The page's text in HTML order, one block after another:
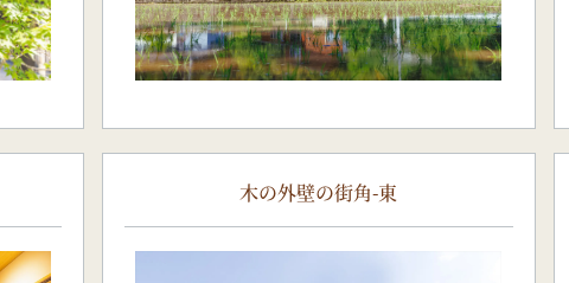
木の外壁の街角-東